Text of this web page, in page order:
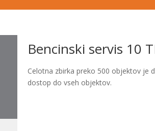
Bencinski servis 10
Celotna zbirka preko 500 objektov je
dostop do vseh objektov.